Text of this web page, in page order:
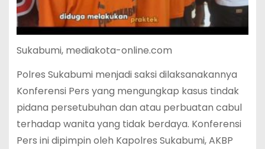
Sukabumi, mediakota-online.com
Polres Sukabumi menjadi saksi dilaksanakannya
Konferensi Pers yang mengungkap kasus tindak
pidana persetubuhan dan atau perbuatan cabul
terhadap wanita yang tidak berdaya. Konferensi
Pers ini dipimpin oleh Kapolres Sukabumi, AKBP